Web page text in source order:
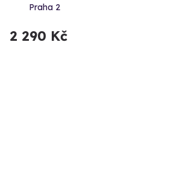
Praha 2
2 290 Kč